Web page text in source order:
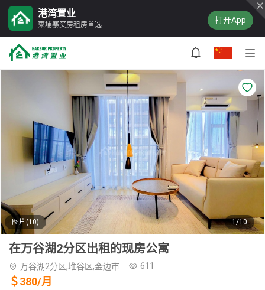
港湾置业
柬埔寨买房租房首选 打开App
图片(10) 1/10
在万谷湖2分区出租的现房公寓
万谷湖2分区,堆谷区,金边市 611
＄380/月